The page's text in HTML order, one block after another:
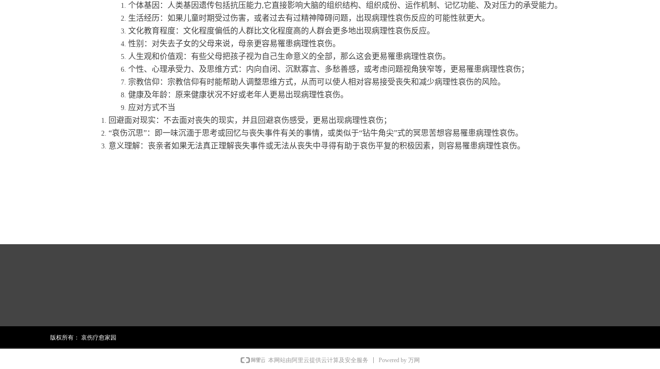
个体基因：人类基因遗传包括抗压能力,它直接影响大脑的组织结构、组织成份、运作机制、记忆功能、及对压力的承受能力。
生活经历：如果儿童时期受过伤害，或者过去有过精神障碍问题，出现病理性哀伤反应的可能性就更大。
文化教育程度：文化程度偏低的人群比文化程度高的人群会更多地出现病理性哀伤反应。
性别：对失去子女的父母来说，母亲更容易罹患病理性哀伤。
人生观和价值观：有些父母把孩子视为自己生命意义的全部，那么这会更易罹患病理性哀伤。
个性、心理承受力、及思维方式：内向自闭、沉默寡言、多愁善感，或考虑问题视角狭窄等，更易罹患病理性哀伤；
宗教信仰：宗教信仰有时能帮助人调整思维方式，从而可以使人相对容易接受丧失和减少病理性哀伤的风险。
健康及年龄：原来健康状况不好或老年人更易出现病理性哀伤。
应对方式不当
回避面对现实：不去面对丧失的现实，并且回避哀伤感受，更易出现病理性哀伤；
“哀伤沉思”：即一味沉湎于思考或回忆与丧失事件有关的事情，或类似于“钻牛角尖”式的冥思苦想容易罹患病理性哀伤。
意义理解：丧亲者如果无法真正理解丧失事件或无法从丧失中寻得有助于哀伤平复的积极因素，则容易罹患病理性哀伤。
版权所有： 哀伤疗愈家园
本网站由阿里云提供云计算及安全服务 Powered by 万网